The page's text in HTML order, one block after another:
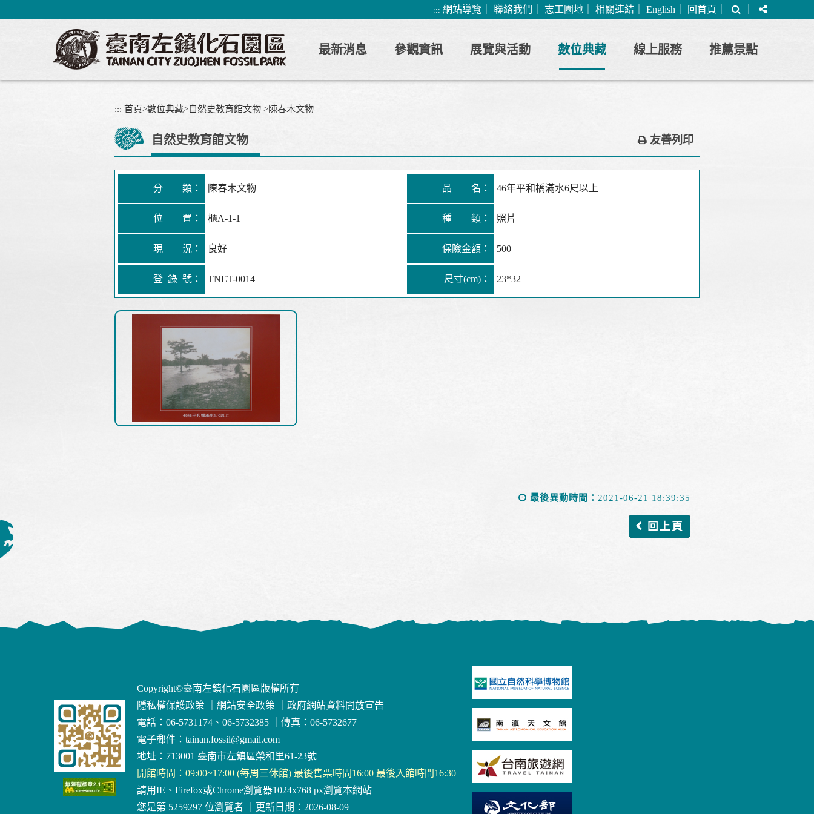
到
區
::: 網站導覽 聯絡我們 志工園地 相關連結 English 回首頁
尋
分
享
最新消息 參觀資訊 展覽與活動 數位典藏 線上服務 推薦景點
::: 首頁>數位典藏>自然史教育館文物 >陳春木文物
自然史教育館文物 友善列印
分 類： 陳春木文物 品 名： 46年平和橋滿水6尺以上
位 置： 櫃A-1-1 種 類： 照片
現 況： 良好 保險金額： 500
登 錄 號： TNET-0014 尺寸(cm)： 23*32
最後異動時間： 2021-06-21 18:39:35
回上頁
Copyright©臺南左鎮化石園區版權所有
隱私權保護政策
網站安全政策
政府網站資料開放宣告
電話：06-5731174、06-5732385
傳真：06-5732677
電子郵件： tainan.fossil@gmail.com
地址：713001 臺南市左鎮區榮和里61-23號
開館時間：09:00~17:00 (每周三休館) 最後售票時間16:00 最後入館時間16:30
請用IE、Firefox或Chrome瀏覽器1024x768 px瀏覽本網站
您是第 5259297 位瀏覽者
更新日期：2026-08-09